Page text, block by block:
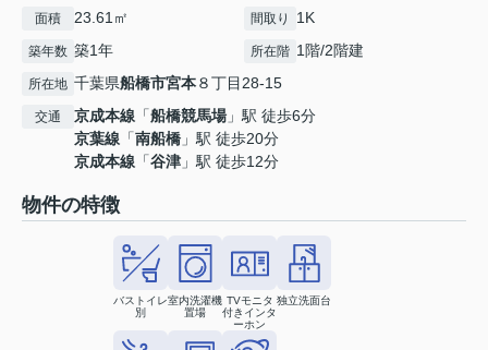
面積 23.61㎡ 間取り 1K
築年数 築1年 所在階 1階/2階建
所在地 千葉県船橋市宮本８丁目28-15
交通 京成本線 「船橋競馬場」駅 徒歩6分
京葉線 「南船橋 」駅 徒歩20分
京成本線 「谷津 」駅 徒歩12分
物件の特徴
バストイレ
別
室内洗濯機
置場
TVモニタ
付きインタ
ーホン
独立洗面台